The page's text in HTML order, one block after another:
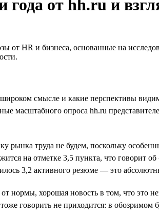
от hh.ru и
HR и бизнеса, основанные на
смысле и какие перспективы
масштабного опроса hh.ru
рынка труда не будем, поскольку
на отметке 3,5 пункта, что говорит
3,2 активного резюме — это
нормы, хорошая новость в том, что это
говорить не приходится: в